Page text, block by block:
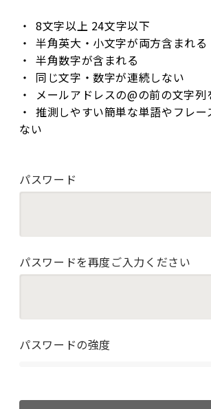
8文字以上 24文字以下
半角英大・小文字が両方含まれる
半角数字が含まれる
同じ文字・数字が連続しない
メールアドレスの@の前の文字列
推測しやすい簡単な単語やフレー
ない
パスワード
パスワードを再度ご入力ください
パスワードの強度